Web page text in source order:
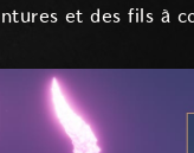
et des fils à